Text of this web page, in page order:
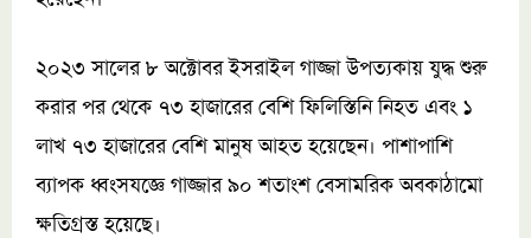
২০২৩ সালের ৮ অক্টোবর ইসরাইল গাজ্জা উপত্যকায় যুদ্ধ শুরু
করার পর থেকে ৭৩ হাজারের বেশি ফিলিস্তিনি নিহত এবং ১
লাখ ৭৩ হাজারের বেশি মানুষ আহত হয়েছেন। পাশাপাশি
ব্যাপক ধ্বংসযজ্ঞে গাজ্জার ৯০ শতাংশ বেসামরিক অবকাঠামো
ক্ষতিগ্রস্ত হয়েছে।